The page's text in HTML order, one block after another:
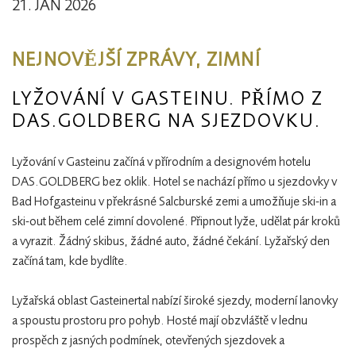
21. JAN 2026
NEJNOVĚJŠÍ ZPRÁVY, ZIMNÍ
LYŽOVÁNÍ V GASTEINU. PŘÍMO Z
DAS.GOLDBERG NA SJEZDOVKU.
Lyžování v Gasteinu začíná v přírodním a designovém hotelu
DAS.GOLDBERG bez oklik. Hotel se nachází přímo u sjezdovky v
Bad Hofgasteinu v překrásné Salcburské zemi a umožňuje ski-in a
ski-out během celé zimní dovolené. Připnout lyže, udělat pár kroků
a vyrazit. Žádný skibus, žádné auto, žádné čekání. Lyžařský den
začíná tam, kde bydlíte.
Lyžařská oblast Gasteinertal nabízí široké sjezdy, moderní lanovky
a spoustu prostoru pro pohyb. Hosté mají obzvláště v lednu
prospěch z jasných podmínek, otevřených sjezdovek a